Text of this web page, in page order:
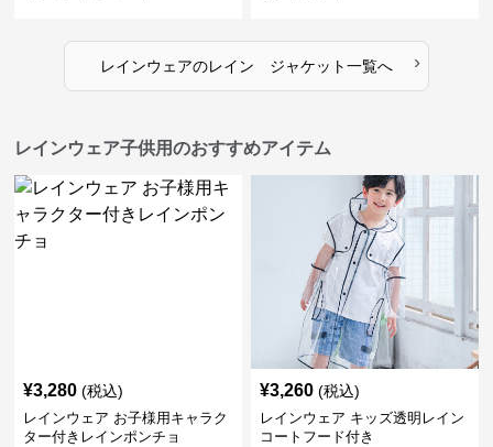
レインウェアのレイン ジャケット一覧へ ›
レインウェア子供用のおすすめアイテム
¥3,280 (税込)
レインウェア お子様用キャラク
ター付きレインポンチョ
¥3,260 (税込)
レインウェア キッズ透明レイン
コートフード付き